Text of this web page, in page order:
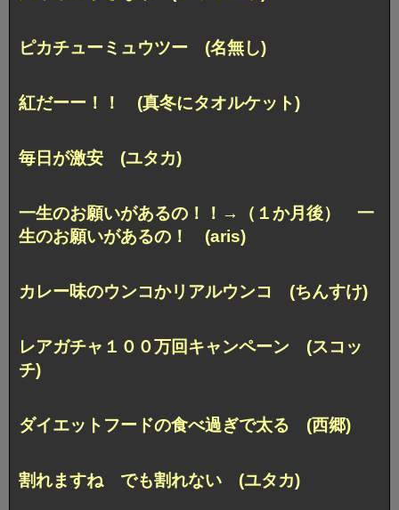
ピカチューミュウツー (名無し)
紅だーー！！ (真冬にタオルケット)
毎日が激安 (ユタカ)
一生のお願いがあるの！！→
（１か月後） 一
生のお願いがあるの！ (aris)
カレー味のウンコかリアルウンコ (ちんすけ)
レアガチャ１００万回キャンペーン (スコッ
チ)
ダイエットフードの食べ過ぎで太る (西郷)
割れますね でも割れない (ユタカ)